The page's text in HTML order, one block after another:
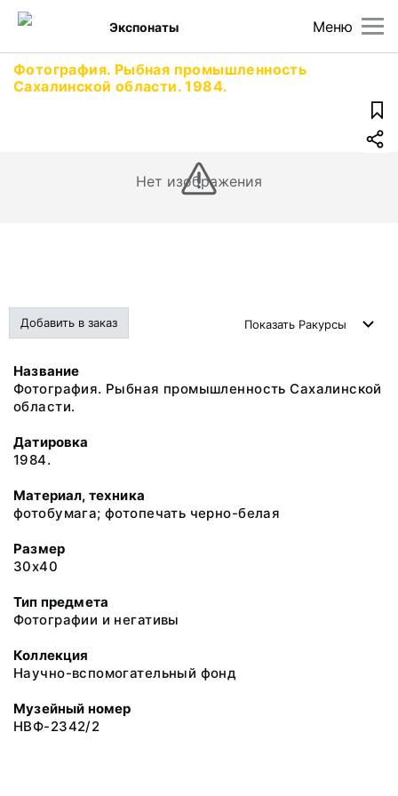
Меню
Экспонаты
Фотография. Рыбная промышленность
Сахалинской области. 1984.
Нет изображения
Добавить в заказ Показать Ракурсы
Название
Фотография. Рыбная промышленность Сахалинской
области.
Датировка
1984.
Материал, техника
фотобумага; фотопечать черно-белая
Размер
30х40
Тип предмета
Фотографии и негативы
Коллекция
Научно-вспомогательный фонд
Музейный номер
НВФ-2342/2